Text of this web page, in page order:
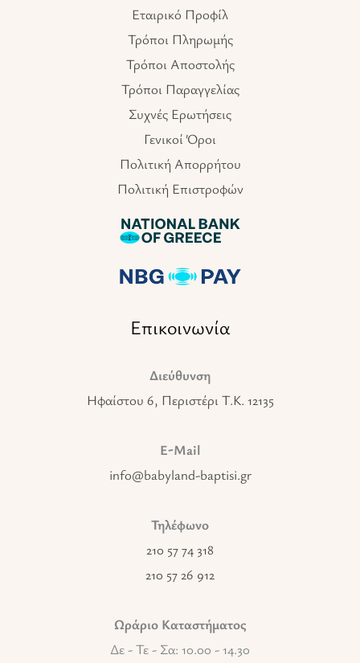
Εταιρικό Προφίλ
Τρόποι Πληρωμής
Τρόποι Αποστολής
Τρόποι Παραγγελίας
Συχνές Ερωτήσεις
Γενικοί Όροι
Πολιτική Απορρήτου
Πολιτική Επιστροφών
Επικοινωνία
Διεύθυνση
Ηφαίστου 6, Περιστέρι T.K. 12135
E-Mail
info@babyland-baptisi.gr
Τηλέφωνο
210 57 74 318
210 57 26 912
Ωράριο Καταστήματος
Δε - Τε - Σα: 10.00 - 14.30